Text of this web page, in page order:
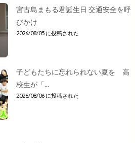
宮古島まもる君誕生日 交通安全を呼
びかけ
2026/08/05 に投稿された
子どもたちに忘れられない夏を 高
校生が「...
2026/08/06 に投稿された